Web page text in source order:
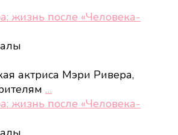
жизнь после «Человека-
актриса Мэри Ривера,
…
жизнь после «Человека-